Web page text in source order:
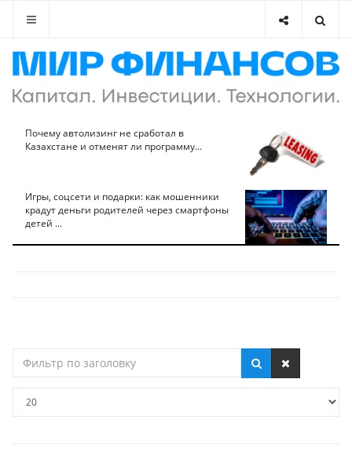
Почему автолизинг не сработал в
Казахстане и отменят ли программу...
Игры, соцсети и подарки: как мошенники
крадут деньги родителей через смартфоны
детей ...
по